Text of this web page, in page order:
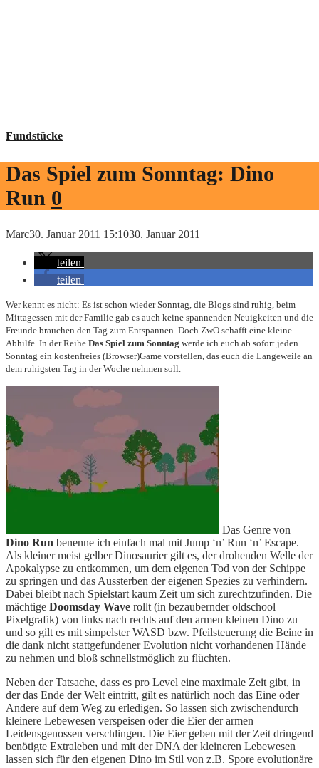
Fundstücke
Das Spiel zum Sonntag: Dino
Run 0
Marc30. Januar 2011 15:1030. Januar 2011
teilen
teilen
Wer kennt es nicht: Es ist schon wieder Sonntag, die Blogs sind ruhig, beim
Mittagessen mit der Familie gab es auch keine spannenden Neuigkeiten und die
Freunde brauchen den Tag zum Entspannen. Doch ZwO schafft eine kleine
Abhilfe. In der Reihe Das Spiel zum Sonntag werde ich euch ab sofort jeden
Sonntag ein kostenfreies (Browser)Game vorstellen, das euch die Langeweile an
dem ruhigsten Tag in der Woche nehmen soll.
Das Genre von
Dino Run benenne ich einfach mal mit Jump ‘n’ Run ‘n’ Escape.
Als kleiner meist gelber Dinosaurier gilt es, der drohenden Welle der
Apokalypse zu entkommen, um dem eigenen Tod von der Schippe
zu springen und das Aussterben der eigenen Spezies zu verhindern.
Dabei bleibt nach Spielstart kaum Zeit um sich zurechtzufinden. Die
mächtige Doomsday Wave rollt (in bezaubernder oldschool
Pixelgrafik) von links nach rechts auf den armen kleinen Dino zu
und so gilt es mit simpelster WASD bzw. Pfeilsteuerung die Beine in
die dank nicht stattgefundener Evolution nicht vorhandenen Hände
zu nehmen und bloß schnellstmöglich zu flüchten.
Neben der Tatsache, dass es pro Level eine maximale Zeit gibt, in
der das Ende der Welt eintritt, gilt es natürlich noch das Eine oder
Andere auf dem Weg zu erledigen. So lassen sich zwischendurch
kleinere Lebewesen verspeisen oder die Eier der armen
Leidensgenossen verschlingen. Die Eier geben mit der Zeit dringend
benötigte Extraleben und mit der DNA der kleineren Lebewesen
lassen sich für den eigenen Dino im Stil von z.B. Spore evolutionäre